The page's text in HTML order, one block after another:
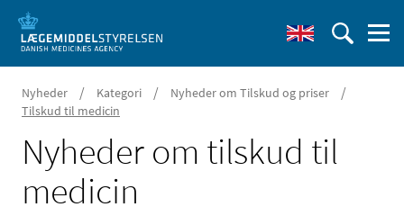
Nyheder / Kategori / Nyheder om Tilskud og priser /
Tilskud til medicin
Nyheder om tilskud til
medicin